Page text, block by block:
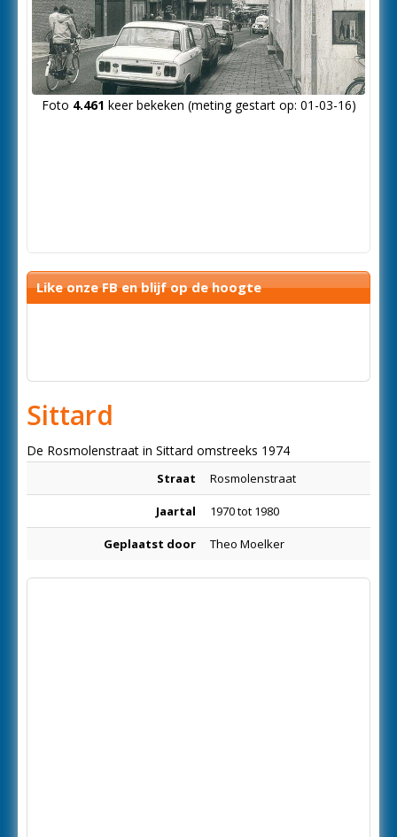
Foto 4.461 keer bekeken (meting gestart op: 01-03-16)
Like onze FB en blijf op de hoogte
Sittard
De Rosmolenstraat in Sittard omstreeks 1974
Straat Rosmolenstraat
Jaartal 1970 tot 1980
Geplaatst door Theo Moelker